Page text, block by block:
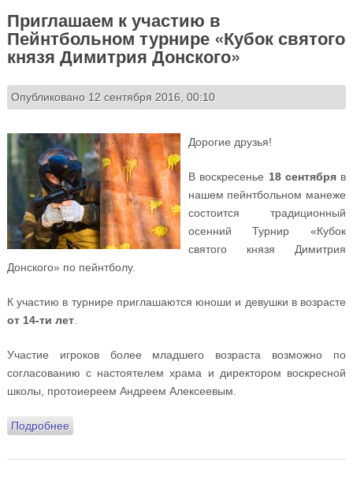
Приглашаем к участию в
Пейнтбольном турнире «Кубок святого
князя Димитрия Донского»
Опубликовано 12 сентября 2016, 00:10
Дорогие друзья!
В воскресенье 18 сентябряв
нашем пейнтбольном манеже
состоится традиционный
осенний Турнир «Кубок
святого князя Димитрия
Донского» по пейнтболу.
К участию в турнире приглашаются юноши и девушки в возрасте
от 14-ти лет.
Участие игроков более младшего возраста возможно по
согласованию с настоятелем храма и директором воскресной
школы, протоиереем Андреем Алексеевым.
Подробнеео Приглашаем к участию в Пейнтбольном турнире